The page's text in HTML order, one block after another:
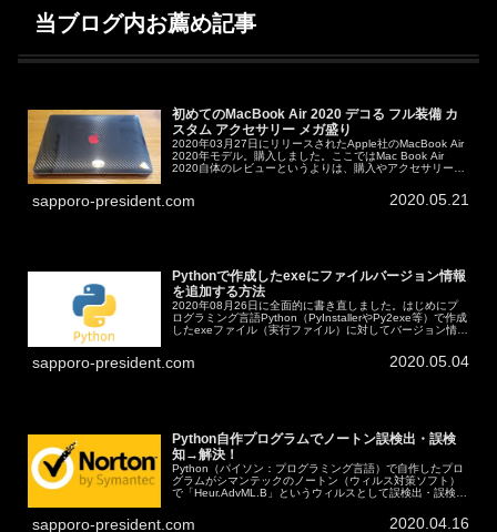
当ブログ内お薦め記事
初めてのMacBook Air 2020 デコる フル装備 カ
スタム アクセサリー メガ盛り
2020年03月27日にリリースされたApple社のMacBook Air
2020年モデル。購入しました。ここではMac Book Air
2020自体のレビューというよりは、購入やアクセサリーや
sapporo-president.com 2020.05.21
Pythonで作成したexeにファイルバージョン情報
を追加する方法
2020年08月26日に全面的に書き直しました。はじめにプ
ログラミング言語Python（PyInstallerやPy2exe等）で作成
したexeファイル（実行ファイル）に対してバージョン情報
sapporo-president.com 2020.05.04
Python自作プログラムでノートン誤検出・誤検
知→解決！
Python（パイソン：プログラミング言語）で自作したプロ
グラムがシマンテックのノートン（ウィルス対策ソフト）
で「Heur.AdvML.B」というウィルスとして誤検出・誤検知
sapporo-president.com 2020.04.16